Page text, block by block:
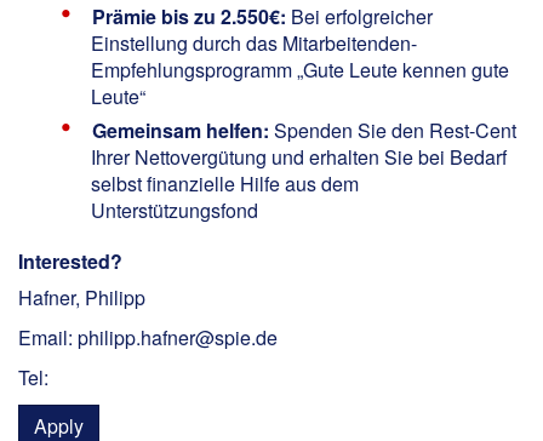
Prämie bis zu 2.550€: Bei erfolgreicher
Einstellung durch das Mitarbeitenden-
Empfehlungsprogramm „Gute Leute kennen gute
Leute“
Gemeinsam helfen: Spenden Sie den Rest-Cent
Ihrer Nettovergütung und erhalten Sie bei Bedarf
selbst finanzielle Hilfe aus dem
Unterstützungsfond
Interested?
Hafner, Philipp
Email: philipp.hafner@spie.de
Tel:
Apply